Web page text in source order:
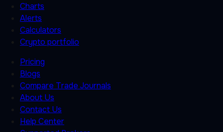
Charts
Alerts
Calculators
Crypto portfolio
Pricing
Blogs
Compare Trade Journals
About Us
Contact Us
Help Center